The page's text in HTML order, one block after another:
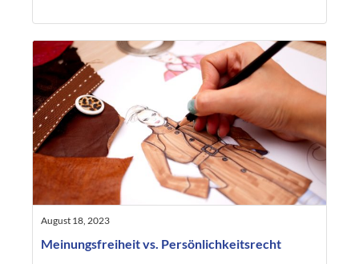
August 18, 2023
Meinungsfreiheit vs. Persönlichkeitsrecht